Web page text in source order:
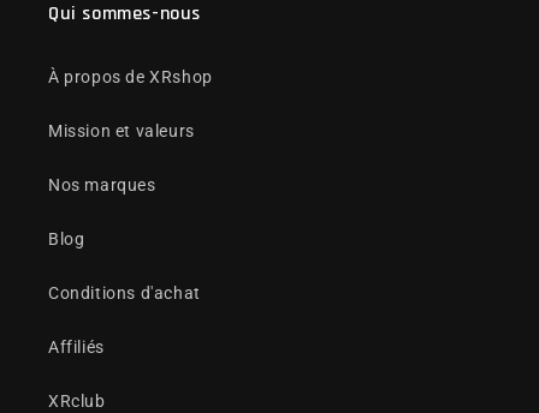
Qui sommes-nous
À propos de XRshop
Mission et valeurs
Nos marques
Blog
Conditions d'achat
Affiliés
XRclub